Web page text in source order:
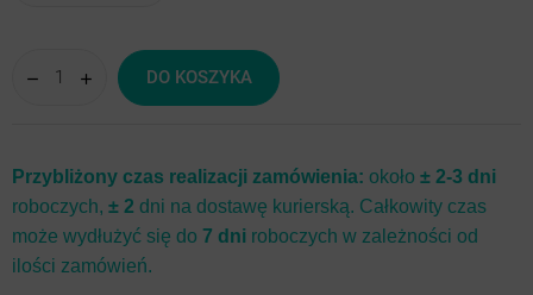
DO KOSZYKA
Przybliżony czas realizacji zamówienia: około ± 2-3 dni
roboczych, ± 2 dni na dostawę kurierską. Całkowity czas
może wydłużyć się do 7 dni roboczych w zależności od
ilości zamówień.